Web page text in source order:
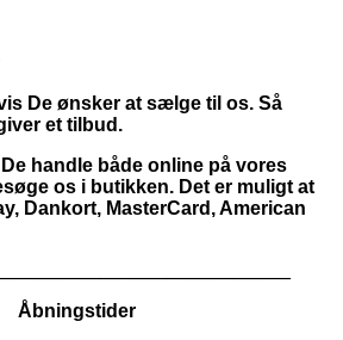
De ønsker at sælge til os. Så
et tilbud.
handle både online på vores
os i butikken. Det er muligt at
Dankort, MasterCard, American
Åbningstider